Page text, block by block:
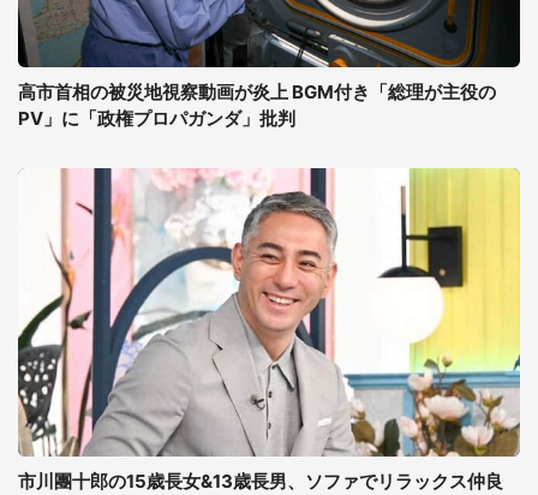
高市首相の被災地視察動画が炎上 BGM付き「総理が主役の
PV」に「政権プロパガンダ」批判
市川團十郎の15歳長女&13歳長男、ソファでリラックス仲良